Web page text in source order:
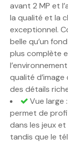
avant 2 MP et
la qualité et la
exceptionnel.
belle qu’un
plus complète
qualité
des détails
Vue large
permet de
dans les jeux
tandis que le